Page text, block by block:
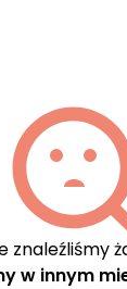
znaleźliśmy
w innym